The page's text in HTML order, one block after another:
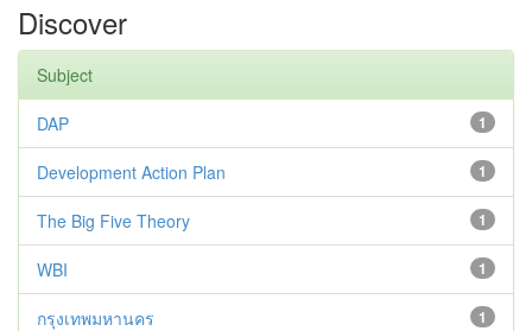
Discover
Subject
1
DAP
1
Development Action Plan
1
The Big Five Theory
1
WBI
1
กรุงเทพมหานคร